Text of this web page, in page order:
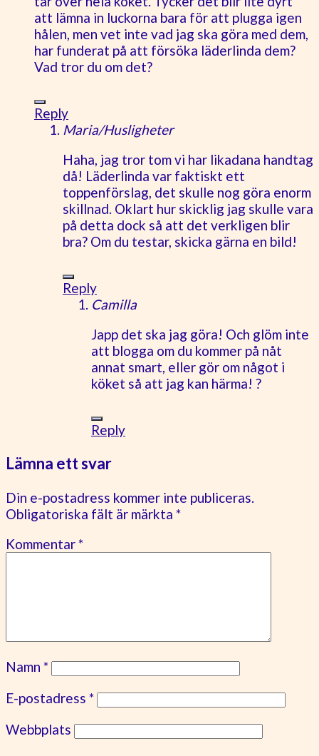
att lämna in luckorna bara för att plugga igen
hålen, men vet inte vad jag ska göra med dem,
har funderat på att försöka läderlinda dem?
Vad tror du om det?
Reply
Maria/Husligheter
Haha, jag tror tom vi har likadana handtag
då! Läderlinda var faktiskt ett
toppenförslag, det skulle nog göra enorm
skillnad. Oklart hur skicklig jag skulle vara
på detta dock så att det verkligen blir
bra? Om du testar, skicka gärna en bild!
Reply
Camilla
Japp det ska jag göra! Och glöm inte
att blogga om du kommer på nåt
annat smart, eller gör om något i
köket så att jag kan härma! ?
Reply
Lämna ett svar
Din e-postadress kommer inte publiceras.
Obligatoriska fält är märkta *
Kommentar*
Namn *
E-postadress *
Webbplats